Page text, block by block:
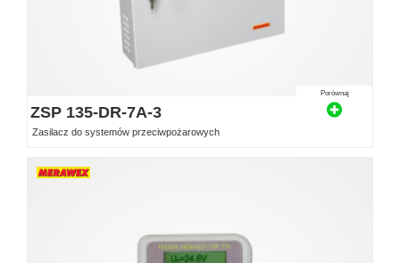
Porównaj
ZSP 135-DR-7A-3
Zasilacz do systemów przeciwpożarowych